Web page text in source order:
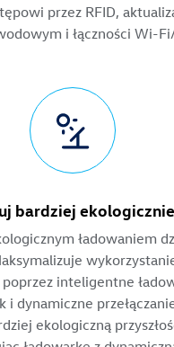
przez RFID,
i łączności Wi-
bardziej ekologicznie
ładowaniem
poprzez inteligentne
i dynamiczne
ekologiczną